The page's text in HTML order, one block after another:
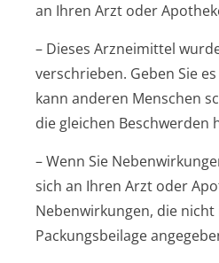
an Ihren Arzt oder
– Dieses Arzneimittel
verschrieben. Geben Sie
kann anderen Menschen
die gleichen Beschwerden
– Wenn Sie
sich an Ihren Arzt oder
Nebenwirkungen, die nicht
Packungsbeilage